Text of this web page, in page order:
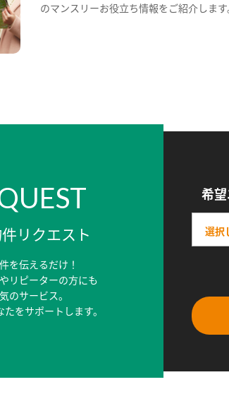
のマンスリーお役立ち情報をご紹介します
リクエスト
を伝えるだけ！
リピーターの方にも
のサービス。
をサポートします。
希